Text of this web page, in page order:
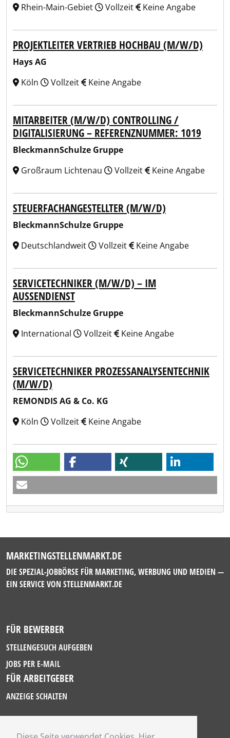
Rhein-Main-Gebiet
Vollzeit Keine Angabe
PROJEKTLEITER VERTRIEB HOCHBAU (M/W/D)
Hays AG
Köln
Vollzeit Keine Angabe
MITARBEITER (M/W/D) CONTROLLING /
DIGITALISIERUNG – REFERENZNUMMER: 1019
BleckmannSchulze Gruppe
Großraum Lichtenau
Vollzeit Keine Angabe
STEUERFACHANGESTELLTER (M/W/D)
BleckmannSchulze Gruppe
Deutschlandweit
Vollzeit Keine Angabe
SERVICETECHNIKER (M/W/D) – IM
AUSSENDIENST
BleckmannSchulze Gruppe
International
Vollzeit Keine Angabe
SERVICETECHNIKER PROZESSANALYSENTECHNIK
(M/W/D)
REMONDIS AG & Co. KG
Köln
Vollzeit Keine Angabe
MARKETINGSTELLENMARKT.DE
DIE SPEZIAL-JOBBÖRSE FÜR MARKETING, WERBUNG UND MEDIEN —
EIN SERVICE VON STELLENMARKT.DE
FÜR BEWERBER
STELLENGESUCH AUFGEBEN
JOBS PER E-MAIL
FÜR ARBEITGEBER
ANZEIGE SCHALTEN